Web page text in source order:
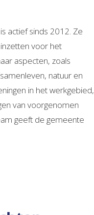
actief sinds 2012. Ze
voor het
aspecten, zoals
natuur en
in het werkgebied,
van voorgenomen
geeft de gemeente